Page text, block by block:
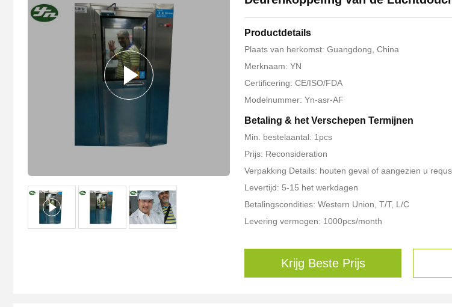
Productdetails
Plaats van herkomst: Guangdong, China
Merknaam: YN
Certificering: CE/ISO/FDA
Modelnummer: Yn-asr-AF
Betaling & het Verschepen Termijnen
Min. bestelaantal: 1pcs
Prijs: Reconsideration
Verpakking Details: houten geval of aangezien u
Levertijd: 5-15 het werkdagen
Betalingscondities: Western Union, T/T, L/C
Levering vermogen: 1000pcs/month
Krijg Beste Prijs